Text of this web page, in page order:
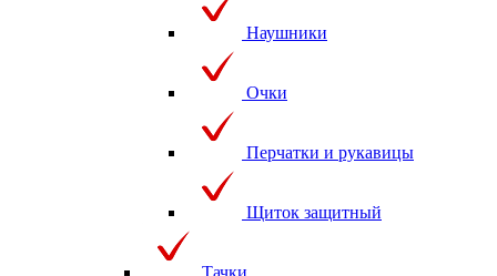
Наушники
Очки
Перчатки и рукавицы
Щиток защитный
Тачки